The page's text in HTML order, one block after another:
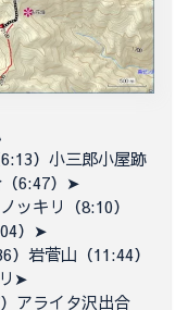
6:13）小三郎小屋跡
6:47）➤
ッキリ（8:10）
）➤
）岩菅山（11:44）
➤
アライタ沢出合